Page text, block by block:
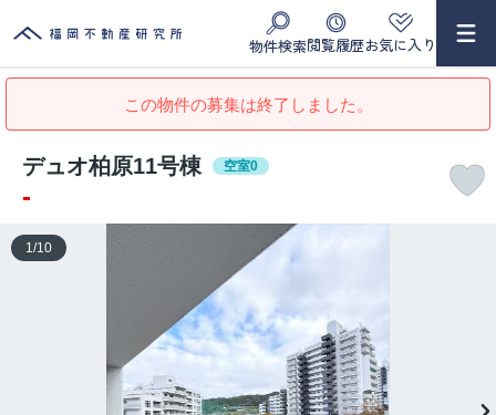
物件検索閲覧履歴お気に入り
この物件の募集は終了しました。
デュオ柏原11号棟 空室0
-
1 /10